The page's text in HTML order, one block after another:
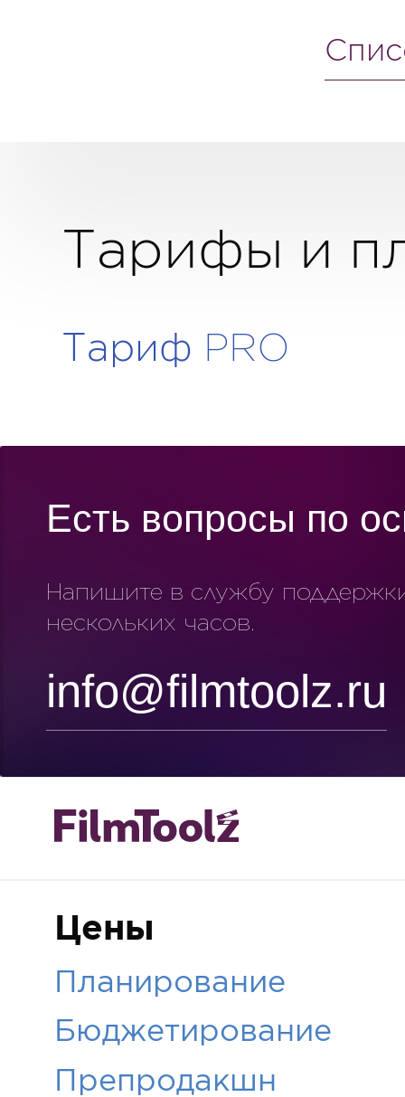
Тарифы и
Тариф PRO
Есть вопросы по
Напишите в службу
нескольких часов.
info@filmtoolz.ru
Цены
Планирование
Бюджетирование
Препродакшн